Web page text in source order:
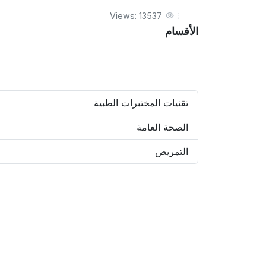
Views: 13537
الأقسام
تقنيات المختبرات الطبية
الصحة العامة
التمريض